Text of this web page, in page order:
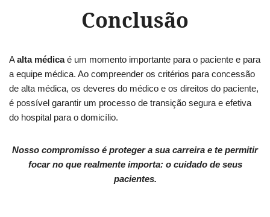
Conclusão
Aalta médicaé um momento importante para o paciente e para
a equipe médica. Ao compreender os critérios para concessão
de alta médica, os deveres do médico e os direitos do paciente,
é possível garantir um processo de transição segura e efetiva
do hospital para o domicílio.
Nosso compromisso é proteger a sua carreira e te permitir
focar no que realmente importa: o cuidado de seus
pacientes.